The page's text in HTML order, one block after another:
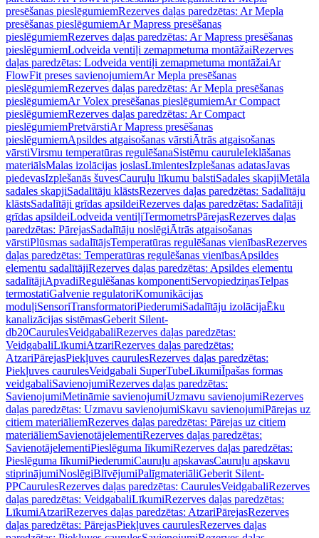
presēšanas pieslēgumiemRezerves daļas paredzētas: Ar Mepla
presēšanas pieslēgumiemAr Mapress presēšanas
pieslēgumiemRezerves daļas paredzētas: Ar Mapress presēšanas
pieslēgumiemLodveida ventiļi zemapmetuma montāžaiRezerves
daļas paredzētas: Lodveida ventiļi zemapmetuma montāžaiAr
FlowFit preses savienojumiemAr Mepla presēšanas
pieslēgumiemRezerves daļas paredzētas: Ar Mepla presēšanas
pieslēgumiemAr Volex presēšanas pieslēgumiemAr Compact
pieslēgumiemRezerves daļas paredzētas: Ar Compact
pieslēgumiemPretvārstiAr Mapress presēšanas
pieslēgumiemApsildes atgaisošanas vārstiĀtrās atgaisošanas
vārstiVirsmu temperatūras regulēšanaSistēmu cauruleIeklāšanas
materiālsMalas izolācijas joslasLīmlentesIzplešanas adatasJavas
piedevasIzplešanās šuvesCauruļu līkumu balstiSadales skapjiMetāla
sadales skapjiSadalītāju klāstsRezerves daļas paredzētas: Sadalītāju
klāstsSadalītāji grīdas apsildeiRezerves daļas paredzētas: Sadalītāji
grīdas apsildeiLodveida ventiļiTermometrsPārejasRezerves daļas
paredzētas: PārejasSadalītāju noslēgiĀtrās atgaisošanas
vārstiPlūsmas sadalītājsTemperatūras regulēšanas vienībasRezerves
daļas paredzētas: Temperatūras regulēšanas vienībasApsildes
elementu sadalītājiRezerves daļas paredzētas: Apsildes elementu
sadalītājiApvadiRegulēšanas komponentiServopiedziņasTelpas
termostatiGalvenie regulatoriKomunikācijas
moduļiSensoriTransformatoriPiederumiSadalītāju izolācijaĒku
kanalizācijas sistēmasGeberit Silent-
db20CaurulesVeidgabaliRezerves daļas paredzētas:
VeidgabaliLīkumiAtzariRezerves daļas paredzētas:
AtzariPārejasPiekļuves caurulesRezerves daļas paredzētas:
Piekļuves caurulesVeidgabali SuperTubeLīkumiĪpašas formas
veidgabaliSavienojumiRezerves daļas paredzētas:
SavienojumiMetināmie savienojumiUzmavu savienojumiRezerves
daļas paredzētas: Uzmavu savienojumiSkavu savienojumiPārejas uz
citiem materiāliemRezerves daļas paredzētas: Pārejas uz citiem
materiāliemSavienotājelementiRezerves daļas paredzētas:
SavienotājelementiPieslēguma līkumiRezerves daļas paredzētas:
Pieslēguma līkumiPiederumiCauruļu apskavasCauruļu apskavu
stiprinājumiNoslēgiBlīvējumiPalīgmateriāliGeberit Silent-
PPCaurulesRezerves daļas paredzētas: CaurulesVeidgabaliRezerves
daļas paredzētas: VeidgabaliLīkumiRezerves daļas paredzētas:
LīkumiAtzariRezerves daļas paredzētas: AtzariPārejasRezerves
daļas paredzētas: PārejasPiekļuves caurulesRezerves daļas